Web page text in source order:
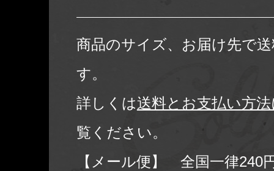
商品のサイズ、お届け先で
す。
詳しくは送料とお支払い方
覧ください。
【メール便】 全国一律240